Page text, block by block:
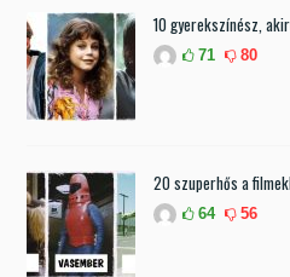
10 gyerekszínész,
71 80
20 szuperhős a
64 56